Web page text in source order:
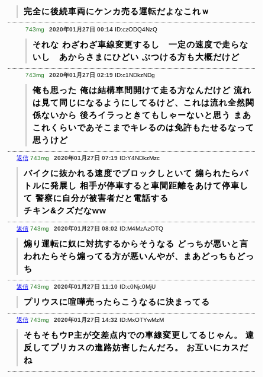
完全に後続車両にケンカ売る運転だよなこれｗ
743mg 2020年01月27日 00:14 ID:czODQ4NzQ
それな わざわざ車線変更するし 一定の速度で走らな
いし あからさまにひどい ぶつける方も大概だけど
743mg 2020年01月27日 02:19 ID:c1NDkzNDg
俺も思った 俺は結構車間開けて走る方なんだけど 流れ
は見て同じになるようにしてるけど、これは流れ全然関
係ないから 後ろイラっときてもしゃーないと思う
まあ
これくらいであそこまでキレるのは免許もたせるなって
思うけど
返信 743mg 2020年01月27日 07:19 ID:Y4NDkzMzc
バイクに抜かれる速度でブロックしといて 煽られたらバ
トルに発展し 相手が停車すると車間距離をあけて停車し
て 警察に自分が被害者だと電話する
チキン&クズだなww
返信 743mg 2020年01月27日 08:02 ID:M4MzAzOTQ
煽り運転に奴に対抗するからそうなる どっちが悪いと言
われたらそら煽ってる方が悪いんやが、まあどっちもどっ
ち
返信 743mg 2020年01月27日 11:10 ID:c0Njc0MjU
プリウスに喧嘩売ったらこうなるに決まってる
返信 743mg 2020年01月27日 14:32 ID:MxOTYwMzM
そもそもウP主が交差点内での車線変更してるじゃん。
違
反してプリカスの進路妨害したんだろ。
お互いにカスだ
ね